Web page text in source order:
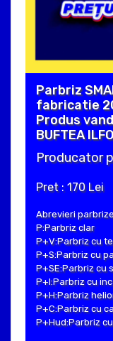
Parbriz
fabricatie
Produs
BUFTEA
Producator
Pret : 170 Lei
Abrevieri
P:Parbriz clar
P+V:Parbriz cu
P+S:Parbriz cu
P+SE:Parbriz cu
P+I:Parbriz cu
P+H:Parbriz
P+C:Parbriz cu
P+Hud:Parbriz